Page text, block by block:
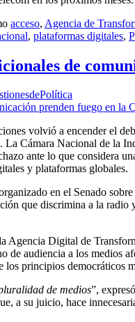
acceso, Agencia de
, plataformas digitales,
de
volvió a encender el
Cámara Nacional de la
ante lo que considera
y plataformas globales.
en el Senado
que discrimina a la
Digital de
de audiencia a los medios
principios democráticos
de medios”,
a su juicio, hace